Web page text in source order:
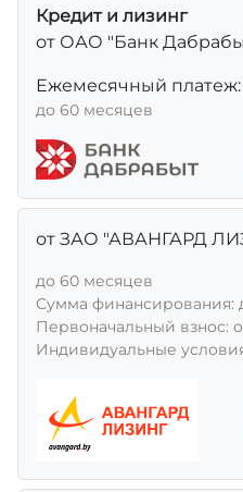
Кредит и лизинг
от ОАО "Банк
Ежемесячный платеж:
до 60 месяцев
от ЗАО "АВАНГАРД
до 60 месяцев
Сумма финансирования:
Первоначальный взнос:
Индивидуальные